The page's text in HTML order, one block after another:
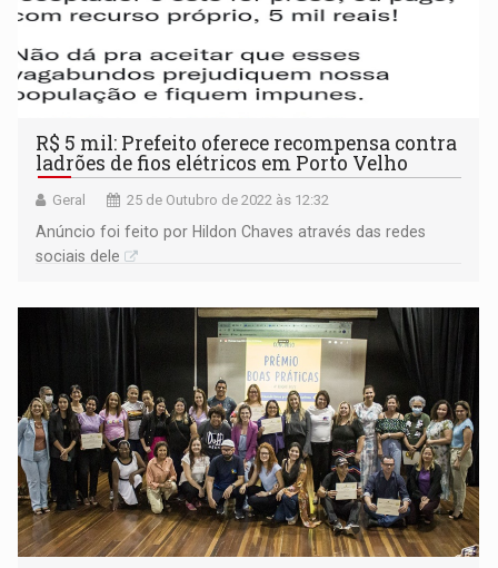
R$ 5 mil: Prefeito oferece recompensa contra
ladrões de fios elétricos em Porto Velho
Geral 25 de Outubro de 2022 às 12:32
Anúncio foi feito por Hildon Chaves através das redes
sociais dele